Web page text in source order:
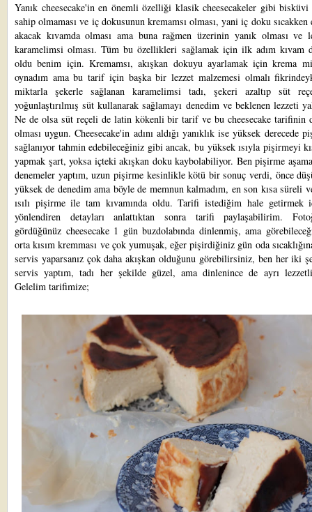
Yanık cheesecake'in en önemli özelliği klasik cheesecakeler gibi bisküvi
sahip olmaması ve iç dokusunun kremamsı olması, yani iç doku
akacak kıvamda olması ama buna rağmen üzerinin yanık olması ve
karamelimsi olması. Tüm bu özellikleri sağlamak için ilk adım kıvam
oldu benim için. Kremamsı, akışkan dokuyu ayarlamak için krema
oynadım ama bu tarif için başka bir lezzet malzemesi olmalı
miktarla şekerle sağlanan karamelimsi tadı, şekeri azaltıp süt
yoğunlaştırılmış süt kullanarak sağlamayı denedim ve beklenen lezzeti
Ne de olsa süt reçeli de latin kökenli bir tarif ve bu cheesecake tarifinin
olması uygun. Cheesecake'in adını aldığı yanıklık ise yüksek derecede
sağlanıyor tahmin edebileceğiniz gibi ancak, bu yüksek ısıyla pişirmeyi
yapmak şart, yoksa içteki akışkan doku kaybolabiliyor. Ben pişirme
denemeler yaptım, uzun pişirme kesinlikle kötü bir sonuç verdi, önce
yüksek de denedim ama böyle de memnun kalmadım, en son kısa süreli
ısılı pişirme ile tam kıvamında oldu. Tarifi istediğim hale getirmek
yönlendiren detayları anlattıktan sonra tarifi paylaşabilirim.
gördüğünüz cheesecake 1 gün buzdolabında dinlenmiş, ama
orta kısım kremması ve çok yumuşak, eğer pişirdiğiniz gün oda
servis yaparsanız çok daha akışkan olduğunu görebilirsiniz, ben her iki
servis yaptım, tadı her şekilde güzel, ama dinlenince de ayrı
Gelelim tarifimize;